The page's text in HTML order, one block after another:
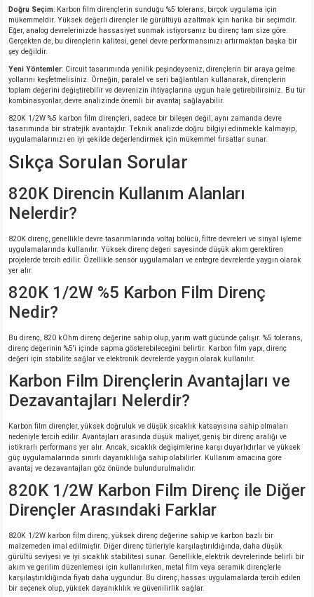
MARKA)
Doğru Seçim: Karbon film dirençlerin sunduğu %5 tolerans, birçok uygulama için
mükemmeldir. Yüksek değerli dirençler ile gürültüyü azaltmak için harika bir seçimdir.
Eğer, analog devrelerinizde hassasiyet sunmak istiyorsanız bu direnç tam size göre.
Gerçekten de, bu dirençlerin kalitesi, genel devre performansınızı artırmaktan başka bir
şey değildir.
Yeni Yöntemler: Circuit tasarımında yenilik peşindeyseniz, dirençlerin bir araya gelme
yollarını keşfetmelisiniz. Örneğin, paralel ve seri bağlantıları kullanarak, dirençlerin
toplam değerini değiştirebilir ve devrenizin ihtiyaçlarına uygun hale getirebilirsiniz. Bu tür
kombinasyonlar, devre analizinde önemli bir avantaj sağlayabilir.
820K 1/2W %5 karbon film dirençleri, sadece bir bileşen değil, aynı zamanda devre
tasarımında bir stratejik avantajdır. Teknik analizde doğru bilgiyi edinmekle kalmayıp,
uygulamalarınızı en iyi şekilde değerlendirmek için mükemmel fırsatlar sunar.
Sıkça Sorulan Sorular
820K Direncin Kullanım Alanları
Nelerdir?
820K direnç, genellikle devre tasarımlarında voltaj bölücü, filtre devreleri ve sinyal işleme
uygulamalarında kullanılır. Yüksek direnç değeri sayesinde düşük akım gerektiren
projelerde tercih edilir. Özellikle sensör uygulamaları ve entegre devrelerde yaygın olarak
yer alır.
820K 1/2W %5 Karbon Film Direnç
Nedir?
Bu direnç, 820 kOhm direnç değerine sahip olup, yarım watt gücünde çalışır. %5 tolerans,
direnç değerinin %5'i içinde sapma gösterebileceğini belirtir. Karbon film yapı, direnç
değeri için stabilite sağlar ve elektronik devrelerde yaygın olarak kullanılır.
Karbon Film Dirençlerin Avantajları ve
Dezavantajları Nelerdir?
Karbon film dirençler, yüksek doğruluk ve düşük sıcaklık katsayısına sahip olmaları
nedeniyle tercih edilir. Avantajları arasında düşük maliyet, geniş bir direnç aralığı ve
istikrarlı performans yer alır. Ancak, sıcaklık değişimlerine karşı duyarlıdırlar ve yüksek
güç uygulamalarında sınırlı dayanıklılığa sahip olabilirler. Kullanım amacına göre
avantaj ve dezavantajları göz önünde bulundurulmalıdır.
820K 1/2W Karbon Film Direnç ile Diğer
Dirençler Arasındaki Farklar
820K 1/2W karbon film direnç, yüksek direnç değerine sahip ve karbon bazlı bir
malzemeden imal edilmiştir. Diğer direnç türleriyle karşılaştırıldığında, daha düşük
gürültü seviyesi ve iyi sıcaklık stabilitesi sunar. Genellikle, elektrik devrelerinde belirli bir
akım ve gerilim düzenlemesi için kullanılırken, metal film veya seramik dirençlerle
karşılaştırıldığında fiyatı daha uygundur. Bu direnç, hassas uygulamalarda tercih edilen
bir seçenek olup, yüksek dayanıklılık ve güvenilirlik sağlar.